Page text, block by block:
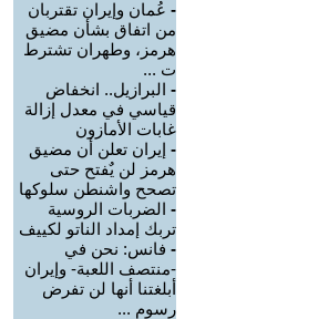
- عُمان وإيران تقتربان
من اتفاق بشأن مضيق
هرمز، وطهران تشترط
ت ...
- البرازيل.. انخفاض
قياسي في معدل إزالة
غابات الأمازون
- إيران تعلن أن مضيق
هرمز لن يٌفتح حتى
تصحح واشنطن سلوكها
- الضربات الروسية
تربك إمداد الناتو لكييف
- فانس: نحن في
-منتصف اللعبة- وإيران
أبلغتنا أنها لن تفرض
رسوم ...